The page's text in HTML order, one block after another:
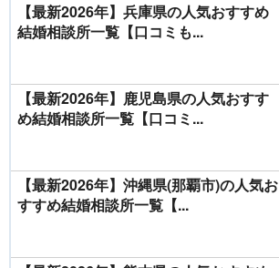
【最新2026年】兵庫県の人気おすすめ
結婚相談所一覧【口コミも...
【最新2026年】鹿児島県の人気おすす
め結婚相談所一覧【口コミ...
【最新2026年】沖縄県(那覇市)の人気お
すすめ結婚相談所一覧【...